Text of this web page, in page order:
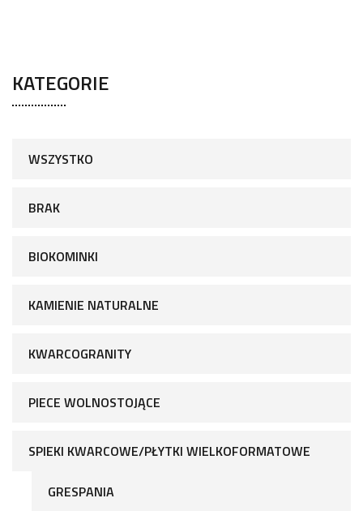
KATEGORIE
WSZYSTKO
BRAK
BIOKOMINKI
KAMIENIE NATURALNE
KWARCOGRANITY
PIECE WOLNOSTOJĄCE
SPIEKI KWARCOWE/PŁYTKI WIELKOFORMATOWE
GRESPANIA